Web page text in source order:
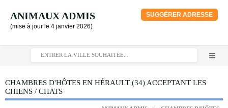
ANIMAUX ADMIS
(mise à jour le 4 janvier 2026)
SUGGÉRER ADRESSE
CHAMBRES D'HÔTES EN HÉRAULT (34) ACCEPTANT LES
CHIENS / CHATS